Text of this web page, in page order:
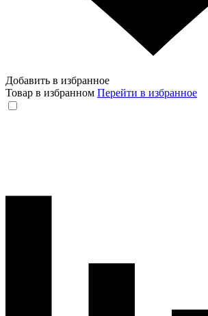
Добавить в избранное
Товар в избранном Перейти в избранное